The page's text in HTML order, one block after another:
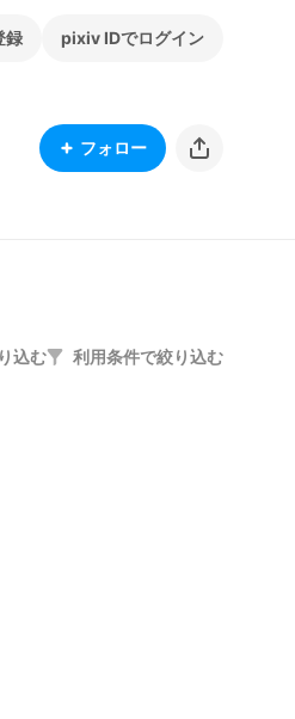
録 pixiv IDでログイン
フォロー
込む 利用条件で絞り込む